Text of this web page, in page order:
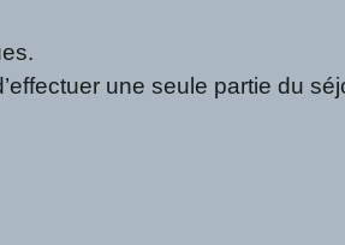
une seule partie